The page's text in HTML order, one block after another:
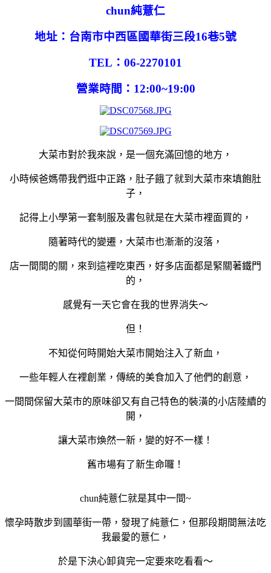
chun純薏仁
地址：台南市中西區國華街三段16巷5號
TEL：06-2270101
營業時間：12:00~19:00
大菜市對於我來說，是一個充滿回憶的地方，
小時候爸媽帶我們逛中正路，肚子餓了就到大菜市來填飽肚
子，
記得上小學第一套制服及書包就是在大菜市裡面買的，
隨著時代的變遷，大菜市也漸漸的沒落，
店一間間的關，來到這裡吃東西，好多店面都是緊關著鐵門
的，
感覺有一天它會在我的世界消失～
但！
不知從何時開始大菜市開始注入了新血，
一些年輕人在裡創業，傳統的美食加入了他們的創意，
一間間保留大菜市的原味卻又有自己特色的裝潢的小店陸續的
開，
讓大菜市煥然一新，變的好不一樣！
舊市場有了新生命囉！
chun純薏仁就是其中一間~
懷孕時散步到國華街一帶，發現了純薏仁，但那段期間無法吃
我最愛的薏仁，
於是下決心卸貨完一定要來吃看看～